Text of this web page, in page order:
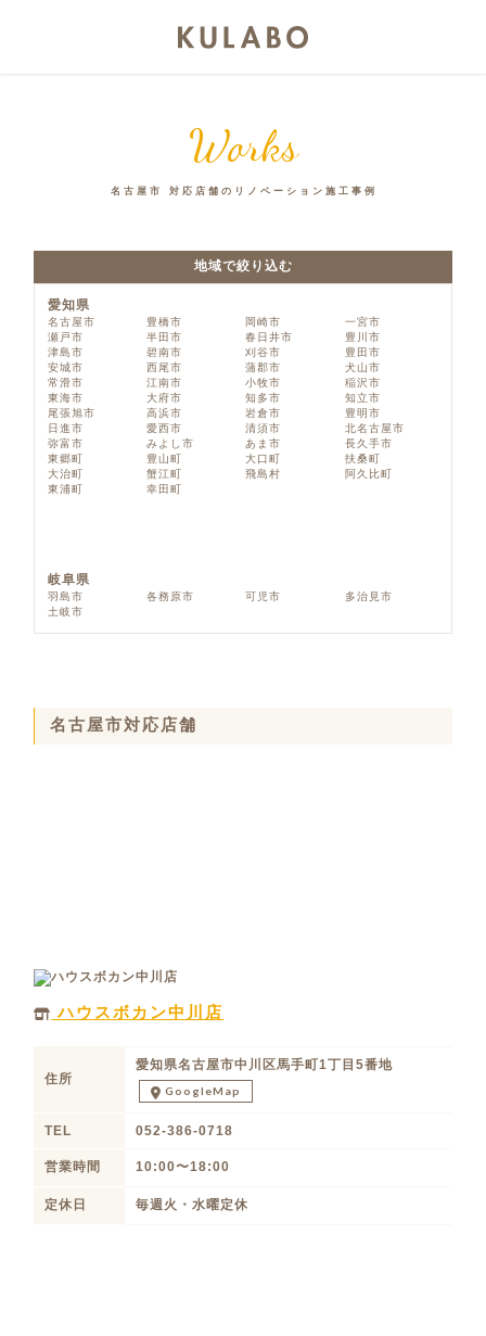
Works
名古屋市 対応店舗のリノベーション施工事例
地域で絞り込む
愛知県
名古屋市 豊橋市 岡崎市
一宮市
瀬戸市
半田市 春日井市
豊川市
津島市
碧南市 刈谷市
豊田市
安城市
西尾市 蒲郡市
犬山市
常滑市
江南市 小牧市
稲沢市
東海市
大府市 知多市
知立市
尾張旭市
高浜市 岩倉市
豊明市
日進市
愛西市 清須市
北名古屋市
弥富市
みよし市 あま市
長久手市
東郷町
豊山町 大口町
扶桑町
大治町
蟹江町 飛島村
阿久比町
東浦町
幸田町
岐阜県
羽島市 各務原市 可児市
多治見市
土岐市
名古屋市対応店舗
ハウスボカン中川店
住所
愛知県名古屋市中川区馬手町1丁目5番地
GoogleMap
TEL 052-386-0718
営業時間 10:00〜18:00
定休日 毎週火・水曜定休